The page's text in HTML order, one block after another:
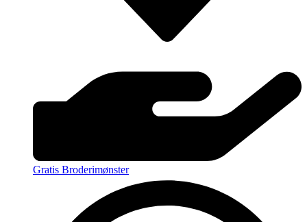
Gratis Broderimønster